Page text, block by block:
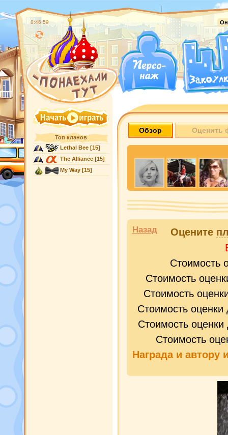
8:47:00
Топ кланов
Lethal Bee[15]
The Alliance[15]
My Way[15]
Обзор Оценить
Назад Оцените
Стоимость
Стоимость
Стоимость
Стоимость
Стоимость
Стоимость
Награда и автору